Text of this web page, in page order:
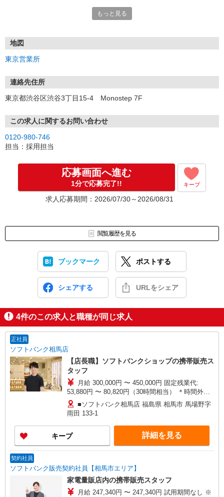
①応募から3営業日を目安に、メールorお電話でご連絡します。
★スマホでWEB面接（LINEなど）・出張面接・事務所面接と選べま
す
③面接実施（履歴書不要）
※ご希望があれば、職場見学の調整もOKです！
お気軽にご応募ください♪
もっと見る
地図
東京営業所
連絡先住所
東京都渋谷区渋谷3丁目15-4 Monostep 7F
この求人に関するお問い合わせ
0120-980-746
担当：採用担当
応募画面へ進む
1分で応募完了!! キープ
求人応募期間：2026/07/30～2026/08/31
閲覧履歴を見る
ブックマーク ポストする
シェアする URLをシェア
4件のこの求人と職種が同じ求人
正社員
ソフトバンク相馬店
【店長職】ソフトバンクショップの携帯販売ス
タッフ
月給 300,000円 〜 450,000円 固定残業代:
53,880円 〜 80,820円（30時間相当） ＊時間外手
当は時間外労働の有無にかかわらず、固定残業代
として支給し、相当時間を超える時間外労働分は
法定どおり追加で支給します。 試用期間あり 2ヶ
月 月給25万円以上 ※経験・能力による 【試用期
間】月給 300000 円 〜 450000 円
■ソフトバンク相馬店 福島県 相馬市 馬場野字
雨田 133‐1
キープ 詳細を見る
契約社員
ソフトバンク販売契約社員【相馬市エリア】
家電量販店内の携帯販売スタッフ
月給 247,340円 〜 247,340円 試用期間なし ※